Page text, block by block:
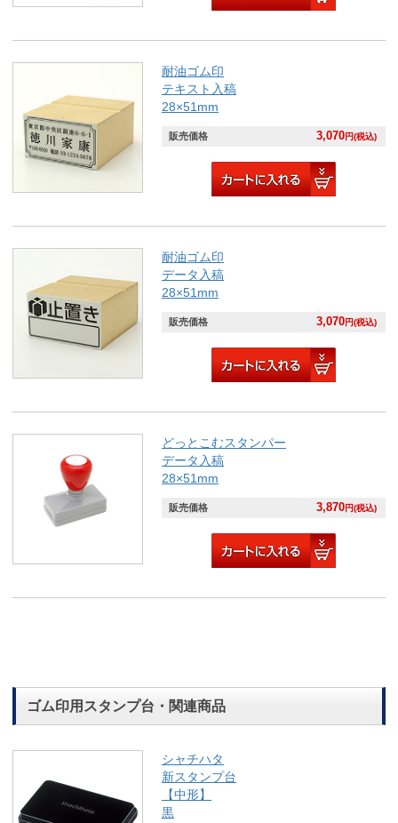
耐油ゴム印
テキスト入稿
28×51mm
販売価格 3,070円(税込)
耐油ゴム印
データ入稿
28×51mm
販売価格 3,070円(税込)
どっとこむスタンパー
データ入稿
28×51mm
販売価格 3,870円(税込)
ゴム印用スタンプ台・関連商品
シャチハタ
新スタンプ台
【中形】
黒